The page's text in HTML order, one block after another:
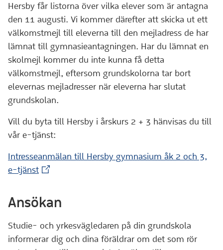
Hersby får listorna över vilka elever som är antagna
den 11 augusti. Vi kommer därefter att skicka ut ett
välkomstmejl till eleverna till den mejladress de har
lämnat till gymnasieantagningen. Har du lämnat en
skolmejl kommer du inte kunna få detta
välkomstmejl, eftersom grundskolorna tar bort
elevernas mejladresser när eleverna har slutat
grundskolan.
Vill du byta till Hersby i årskurs 2 + 3 hänvisas du till
vår e-tjänst:
Intresseanmälan till Hersby gymnasium åk 2 och 3,
e-tjänst(Extern webbplats)
Ansökan
Studie- och yrkesvägledaren på din grundskola
informerar dig och dina föräldrar om det som rör